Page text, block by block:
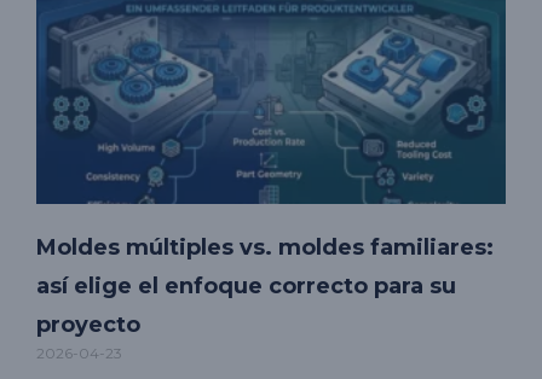
Moldes múltiples vs. moldes familiares:
así elige el enfoque correcto para su
proyecto
2026-04-23